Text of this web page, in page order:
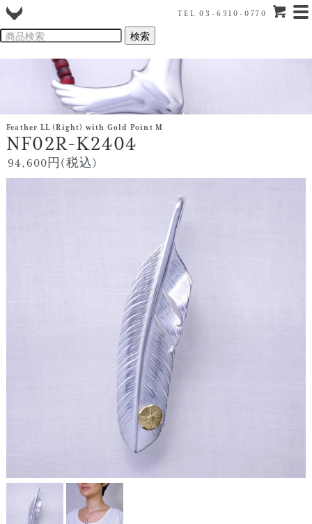
TEL 03-6310-0770
Feather LL (Right) with Gold Point M
NF02R-K2404
94,600円(税込)